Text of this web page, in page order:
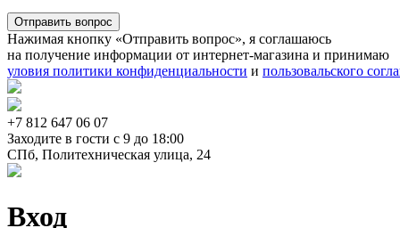
Отправить вопрос
Нажимая кнопку «Отправить вопрос», я соглашаюсь
на получение информации от интернет-магазина и принимаю
уловия политики конфиденциальности и пользовальского
+7 812 647 06 07
Заходите в гости c 9 до 18:00
СПб, Политехническая улица, 24
Вход